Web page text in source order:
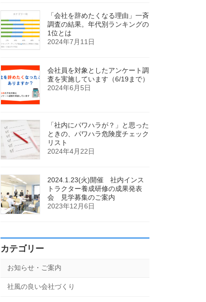
「会社を辞めたくなる理由」一斉
調査の結果。年代別ランキングの
1位とは
2024年7月11日
会社員を対象としたアンケート調
査を実施しています（6/19まで）
2024年6月5日
「社内にパワハラが？」と思った
ときの、パワハラ危険度チェック
リスト
2024年4月22日
2024.1.23(火)開催 社内インス
トラクター養成研修の成果発表
会 見学募集のご案内
2023年12月6日
カテゴリー
お知らせ・ご案内
社風の良い会社づくり